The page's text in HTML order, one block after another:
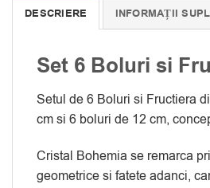
DESCRIERE INFORMAȚII
Set 6 Boluri si
Setul de 6 Boluri si Fructiera
cm si 6 boluri de 12 cm,
Cristal Bohemia se remarca
geometrice si fatete adanci,